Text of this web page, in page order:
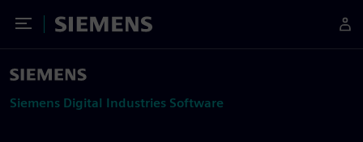
Toggle Menu
Siemens
Siemens Digital Industries Software